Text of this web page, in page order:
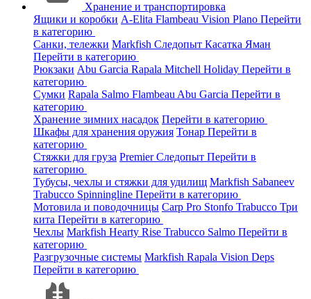
Хранение и транспортировка
Ящики и коробки A-Elita Flambeau Vision Plano Перейти
в категорию
Санки, тележки Markfish Следопыт Касатка Яман
Перейти в категорию
Рюкзаки Abu Garcia Rapala Mitchell Holiday Перейти в
категорию
Сумки Rapala Salmo Flambeau Abu Garcia Перейти в
категорию
Хранение зимних насадок Перейти в категорию
Шкафы для хранения оружия Тонар Перейти в
категорию
Стяжки для груза PremierСледопыт Перейти в
категорию
Тубусы, чехлы и стяжки для удилищ Markfish Sabaneev
Trabucco Spinningline Перейти в категорию
Мотовила и поводочницы Carp Pro Stonfo Trabucco Три
кита Перейти в категорию
Чехлы Markfish Hearty Rise Trabucco Salmo Перейти в
категорию
Разгрузочные системы Markfish Rapala Vision Deps
Перейти в категорию